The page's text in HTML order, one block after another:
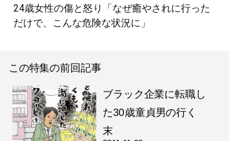
24歳女性の傷と怒り「なぜ癒やされに行った
だけで、こんな危険な状況に」
この特集の前回記事
ブラック企業に転職し
た30歳童貞男の行く
末